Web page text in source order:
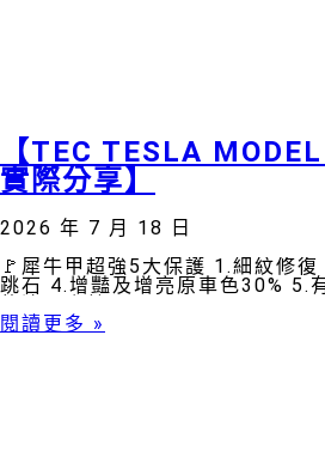
【TEC TESLA
實際分享】
2026 年 7 月 18 日
🚩犀牛甲超強5大保護 1.細紋修
跳石 4.增豔及增亮原車色30% 5.
閱讀更多 »